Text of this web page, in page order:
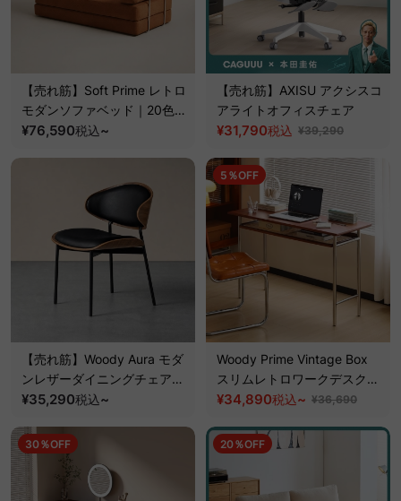
【売れ筋】Soft Prime レトロ
モダンソファベッド｜20色以
上から選べるコーデュロイ
¥76,590税込~
【売れ筋】AXISU アクシスコ
アライトオフィスチェア
¥31,790税込 ¥39,290
【売れ筋】Woody Aura モダ
ンレザーダイニングチェア
【高級天然ホワイトアッシュ
5%OFF】
¥35,290税込~
5％OFF
Woody Prime Vintage Box
スリムレトロワークデスク
【高級天然ツゲ材】
¥34,890税込~ ¥36,690
30％OFF 20％OFF